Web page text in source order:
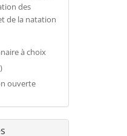
des
de la natation
à choix
ouverte